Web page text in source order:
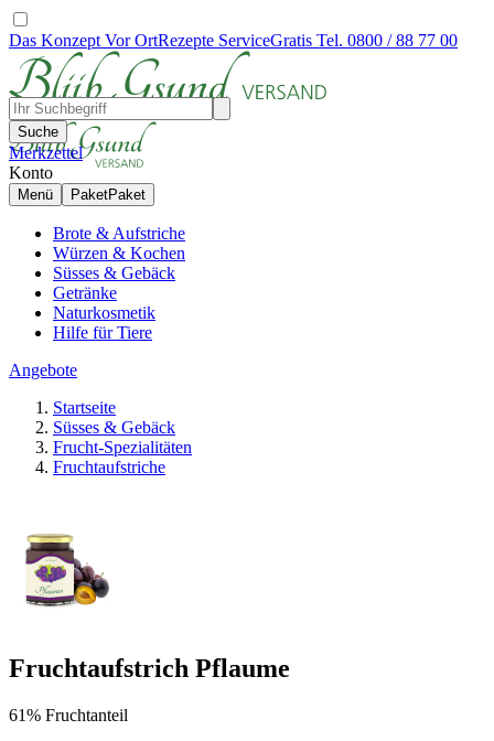
Das Konzept Vor OrtRezepte ServiceGratis Tel. 0800 / 88 77 00
Suche
Merkzettel
Konto
Menü PaketPaket
Brote & Aufstriche
Würzen & Kochen
Süsses & Gebäck
Getränke
Naturkosmetik
Hilfe für Tiere
Angebote
Startseite
Süsses & Gebäck
Frucht-Spezialitäten
Fruchtaufstriche
Fruchtaufstrich Pflaume
61% Fruchtanteil